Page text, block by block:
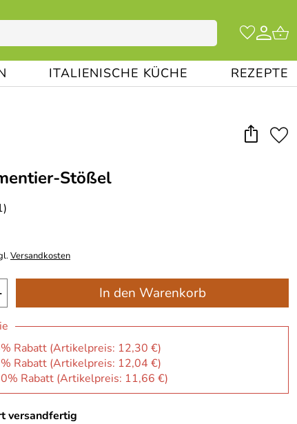
ITALIENISCHE KÜCHE REZEPTE
Stößel
Versandkosten
In den Warenkorb
Rabatt (Artikelpreis: 12,30 €)
Rabatt (Artikelpreis: 12,04 €)
Rabatt (Artikelpreis: 11,66 €)
versandfertig